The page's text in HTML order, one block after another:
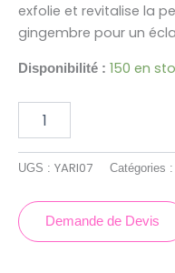
exfolie et revitalise la
gingembre pour un
Disponibilité : 150 en
UGS : YARI07 Catégories :
Demande de Devis